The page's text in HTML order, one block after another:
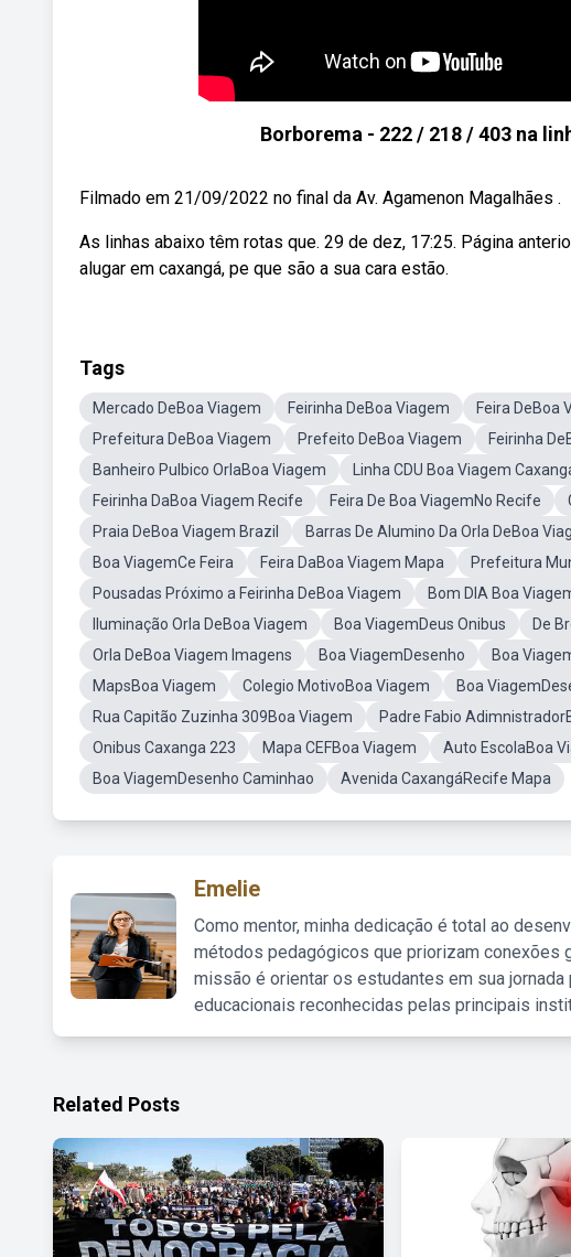
Borborema - 222 / 218 / 403 na
Filmado em 21/09/2022 no final da Av. Agamenon Magalhães .
As linhas abaixo têm rotas que. 29 de dez, 17:25. Página
alugar em caxangá, pe que são a sua cara estão.
Tags
Mercado DeBoa Viagem Feirinha DeBoa Viagem Feira DeBoa
Prefeitura DeBoa Viagem
Prefeito DeBoa Viagem Feirinha
Banheiro Pulbico OrlaBoa Viagem
Linha CDU Boa Viagem
Feirinha DaBoa Viagem Recife
Feira De Boa ViagemNo Recife
Praia DeBoa Viagem Brazil
Barras De Alumino Da Orla DeBoa
Boa ViagemCe Feira
Feira DaBoa Viagem Mapa Prefeitura
Pousadas Próximo a Feirinha DeBoa Viagem
Bom DIA Boa
Iluminação Orla DeBoa Viagem
Boa ViagemDeus Onibus De
Orla DeBoa Viagem Imagens
Boa ViagemDesenho Boa
MapsBoa Viagem
Colegio MotivoBoa Viagem Boa
Rua Capitão Zuzinha 309Boa Viagem
Padre Fabio
Onibus Caxanga 223
Mapa CEFBoa Viagem Auto EscolaBoa
Boa ViagemDesenho Caminhao
Avenida CaxangáRecife Mapa
Emelie
Como mentor, minha dedicação é total ao
métodos pedagógicos que priorizam conexões
missão é orientar os estudantes em sua
educacionais reconhecidas pelas principais
Related Posts